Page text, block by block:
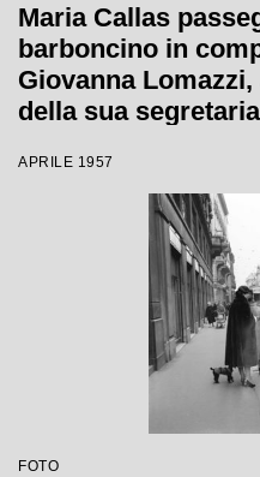
Maria Callas
barboncino in
Giovanna
della sua
APRILE 1957
FOTO